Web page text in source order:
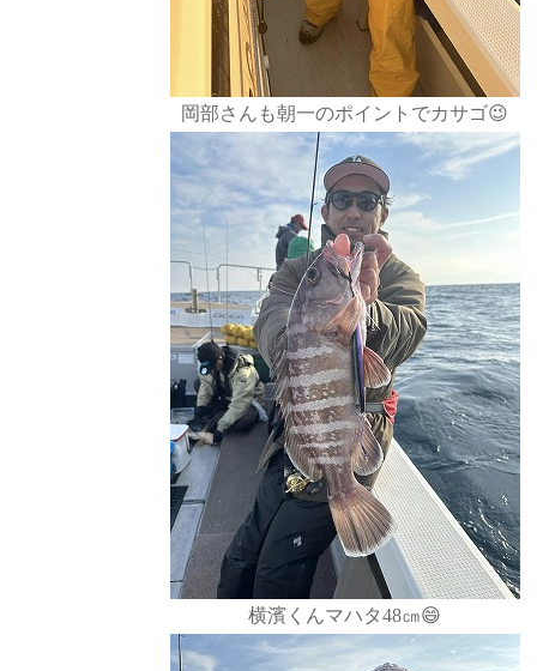
岡部さんも朝一のポイントでカサゴ😉
横濱くんマハタ48㎝😄